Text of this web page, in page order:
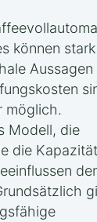
können stark
Aussagen
möglich.
Modell, die
die Kapazität